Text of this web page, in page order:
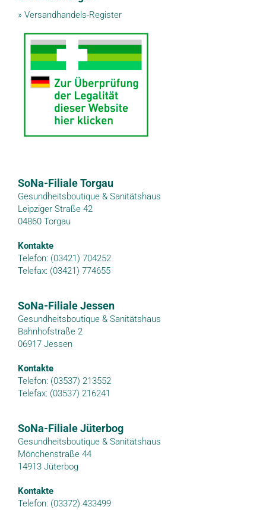
» Versandhandels-Register
SoNa-Filiale Torgau
Gesundheitsboutique & Sanitätshaus
Leipziger Straße 42
04860 Torgau
Kontakte
Telefon: (03421) 704252
Telefax: (03421) 774655
SoNa-Filiale Jessen
Gesundheitsboutique & Sanitätshaus
Bahnhofstraße 2
06917 Jessen
Kontakte
Telefon: (03537) 213552
Telefax: (03537) 216241
SoNa-Filiale Jüterbog
Gesundheitsboutique & Sanitätshaus
Mönchenstraße 44
14913 Jüterbog
Kontakte
Telefon: (03372) 433499